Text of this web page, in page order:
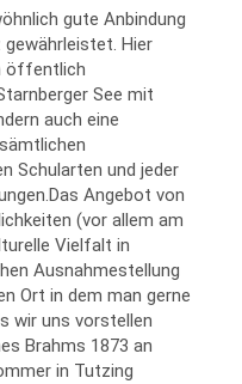
gute Anbindung
Hier
öffentlich
See mit
auch eine
Schularten und jeder
Angebot von
(vor allem am
Vielfalt in
Ausnahmestellung
Ort in dem man gerne
wir uns vorstellen
Brahms 1873 an
in Tutzing